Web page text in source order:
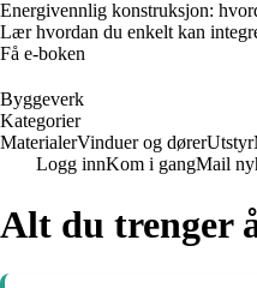
Energivennlig konstruksjon:
Lær hvordan du enkelt kan
Få e-boken
Byggeverk
Kategorier
MaterialerVinduer og dørerUtstyr
Logg innKom i gangMail
Alt du trenger